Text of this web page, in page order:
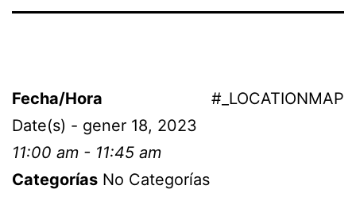
#_LOCATIONMAP
Fecha/Hora
Date(s) - gener 18, 2023
11:00 am - 11:45 am
Categorías No Categorías